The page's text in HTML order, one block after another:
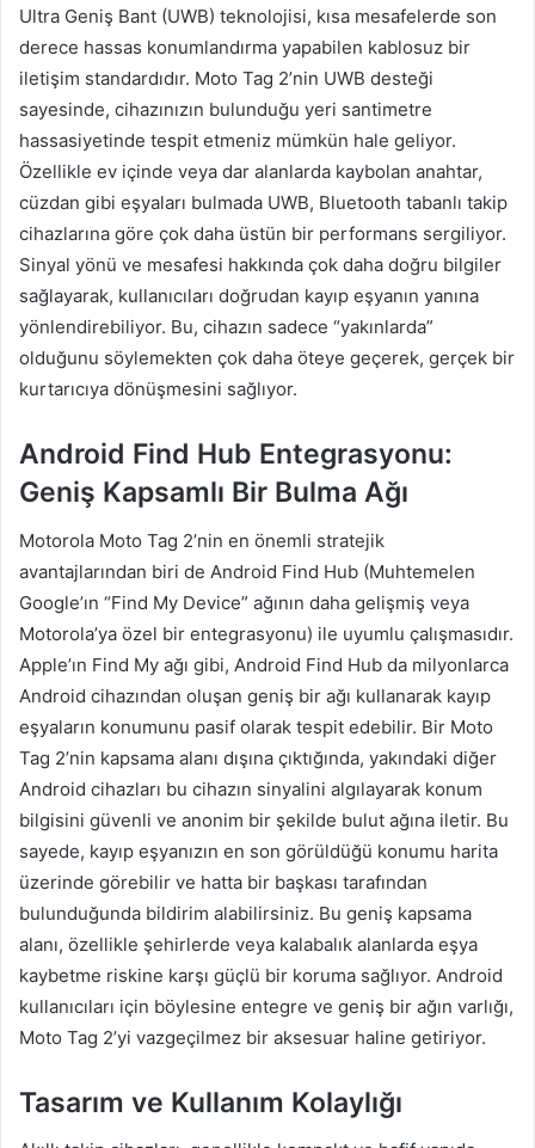
Ultra Geniş Bant (UWB) teknolojisi, kısa mesafelerde son
derece hassas konumlandırma yapabilen kablosuz bir
iletişim standardıdır. Moto Tag 2’nin UWB desteği
sayesinde, cihazınızın bulunduğu yeri santimetre
hassasiyetinde tespit etmeniz mümkün hale geliyor.
Özellikle ev içinde veya dar alanlarda kaybolan anahtar,
cüzdan gibi eşyaları bulmada UWB, Bluetooth tabanlı takip
cihazlarına göre çok daha üstün bir performans sergiliyor.
Sinyal yönü ve mesafesi hakkında çok daha doğru bilgiler
sağlayarak, kullanıcıları doğrudan kayıp eşyanın yanına
yönlendirebiliyor. Bu, cihazın sadece “yakınlarda”
olduğunu söylemekten çok daha öteye geçerek, gerçek bir
kurtarıcıya dönüşmesini sağlıyor.
Android Find Hub Entegrasyonu:
Geniş Kapsamlı Bir Bulma Ağı
Motorola Moto Tag 2’nin en önemli stratejik
avantajlarından biri de Android Find Hub (Muhtemelen
Google’ın “Find My Device” ağının daha gelişmiş veya
Motorola’ya özel bir entegrasyonu) ile uyumlu çalışmasıdır.
Apple’ın Find My ağı gibi, Android Find Hub da milyonlarca
Android cihazından oluşan geniş bir ağı kullanarak kayıp
eşyaların konumunu pasif olarak tespit edebilir. Bir Moto
Tag 2’nin kapsama alanı dışına çıktığında, yakındaki diğer
Android cihazları bu cihazın sinyalini algılayarak konum
bilgisini güvenli ve anonim bir şekilde bulut ağına iletir. Bu
sayede, kayıp eşyanızın en son görüldüğü konumu harita
üzerinde görebilir ve hatta bir başkası tarafından
bulunduğunda bildirim alabilirsiniz. Bu geniş kapsama
alanı, özellikle şehirlerde veya kalabalık alanlarda eşya
kaybetme riskine karşı güçlü bir koruma sağlıyor. Android
kullanıcıları için böylesine entegre ve geniş bir ağın varlığı,
Moto Tag 2’yi vazgeçilmez bir aksesuar haline getiriyor.
Tasarım ve Kullanım Kolaylığı